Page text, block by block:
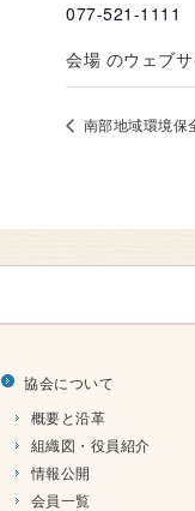
077-521-1111
会場 のウェブ
南部地域環境保
協会について
概要と沿革
組織図・役員紹介
情報公開
会員一覧